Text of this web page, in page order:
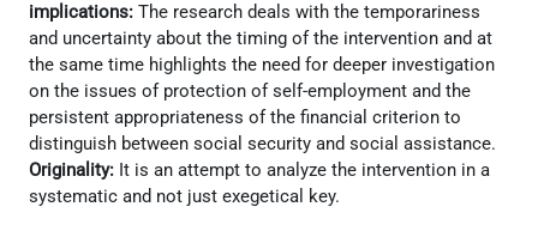
implications: The research deals with the temporariness
and uncertainty about the timing of the intervention and at
the same time highlights the need for deeper investigation
on the issues of protection of self-employment and the
persistent appropriateness of the financial criterion to
distinguish between social security and social assistance.
Originality: It is an attempt to analyze the intervention in a
systematic and not just exegetical key.